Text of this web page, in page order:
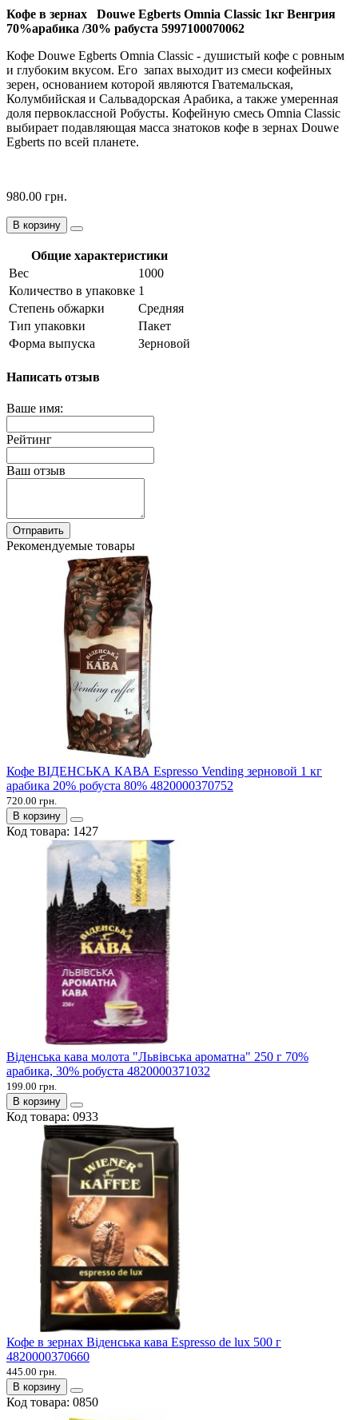
Кофе в зернах Douwe Egberts Omnia Classic 1кг Венгрия
70%арабика /30% рабуста 5997100070062
Кофе Douwe Egberts Omnia Classic - душистый кофе с ровным
и глубоким вкусом. Его запах выходит из смеси кофейных
зерен, основанием которой являются Гватемальская,
Колумбийская и Сальвадорская Арабика, а также умеренная
доля первоклассной Робусты. Кофейную смесь Omnia Classic
выбирает подавляющая масса знатоков кофе в зернах Douwe
Egberts по всей планете.
980.00 грн.
В корзину
Общие характеристики
Вес
1000
Количество в упаковке 1
Степень обжарки
Средняя
Тип упаковки
Пакет
Форма выпуска
Зерновой
Написать отзыв
Ваше имя:
Рейтинг
Ваш отзыв
Отправить
Рекомендуемые товары
Кофе ВІДЕНСЬКА КАВА Espresso Vending зерновой 1 кг
арабика 20% робуста 80% 4820000370752
720.00 грн.
В корзину
Код товара: 1427
Віденська кава молота "Львівська ароматна" 250 г 70%
арабика, 30% робуста 4820000371032
199.00 грн.
В корзину
Код товара: 0933
Кофе в зернах Віденська кава Espresso de lux 500 г
4820000370660
445.00 грн.
В корзину
Код товара: 0850